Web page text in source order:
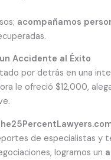
acompañamos
Accidente al Éxito
por detrás en una
le ofreció $12,000,
de especialistas y
logramos un